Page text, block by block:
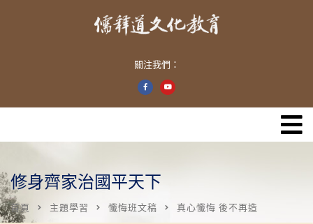
關注我們：
修身齊家治國平天下
首頁 主題學習 懺悔班文稿 真心懺悔 後不再造